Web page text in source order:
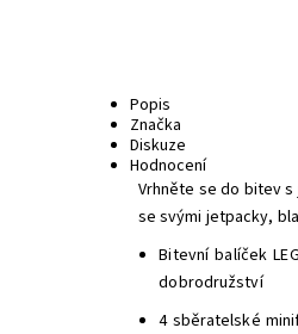
Popis
Značka
Diskuze
Hodnocení
Vrhněte se do bitev
se svými jetpacky,
Bitevní balíček
dobrodružství
4 sběratelské